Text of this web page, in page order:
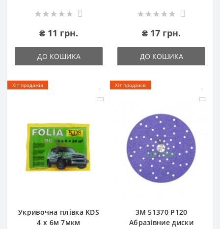
0
₴ 11 грн.
ДО КОШИКА
0
₴ 17 грн.
ДО КОШИКА
Хіт продажів
Укривочна плівка KDS
4 х 6м 7мкм
Хіт продажів
3М 51370 P120
Абразівние диски